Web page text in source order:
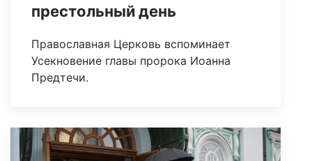
престольный день
Православная Церковь вспоминает
Усекновение главы пророка Иоанна
Предтечи.